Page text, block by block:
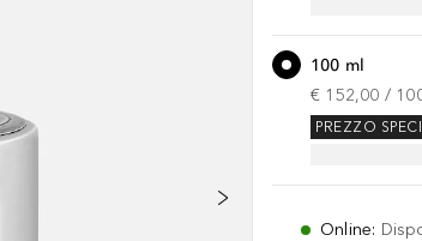
100 ml
€ 152,00 /
PREZZO
Online: